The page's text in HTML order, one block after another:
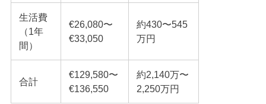
生活費
（1年
間）
€26,080〜
€33,050
約430〜545
万円
合計
€129,580〜
€136,550
約2,140万〜
2,250万円